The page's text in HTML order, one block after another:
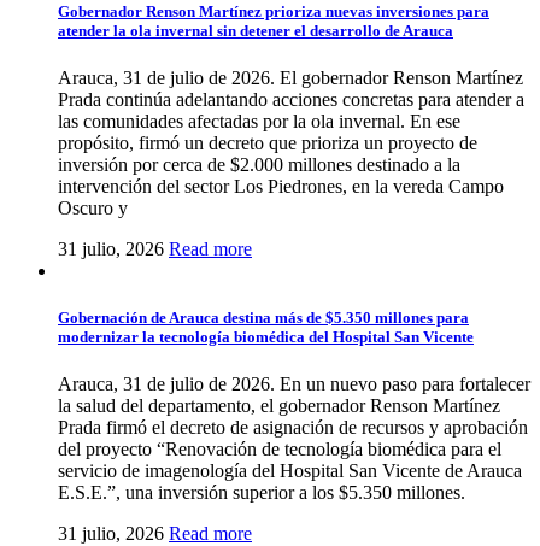
Gobernador Renson Martínez prioriza nuevas inversiones para
atender la ola invernal sin detener el desarrollo de Arauca
Arauca, 31 de julio de 2026. El gobernador Renson Martínez
Prada continúa adelantando acciones concretas para atender a
las comunidades afectadas por la ola invernal. En ese
propósito, firmó un decreto que prioriza un proyecto de
inversión por cerca de $2.000 millones destinado a la
intervención del sector Los Piedrones, en la vereda Campo
Oscuro y
31 julio, 2026 Read more
Gobernación de Arauca destina más de $5.350 millones para
modernizar la tecnología biomédica del Hospital San Vicente
Arauca, 31 de julio de 2026. En un nuevo paso para fortalecer
la salud del departamento, el gobernador Renson Martínez
Prada firmó el decreto de asignación de recursos y aprobación
del proyecto “Renovación de tecnología biomédica para el
servicio de imagenología del Hospital San Vicente de Arauca
E.S.E.”, una inversión superior a los $5.350 millones.
31 julio, 2026 Read more